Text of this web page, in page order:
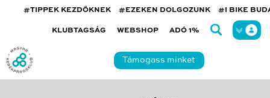
#TIPPEK KEZDŐKNEK #EZEKEN DOLGOZUNK #I BIKE
KLUBTAGSÁG WEBSHOP ADÓ 1%
Támogass minket